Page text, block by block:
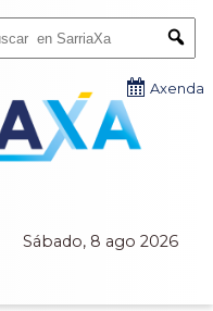
Sábado, 8 ago 2026
Axenda